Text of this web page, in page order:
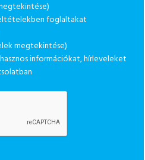
foglaltakat
megtekintése)
információkat, hírleveleket